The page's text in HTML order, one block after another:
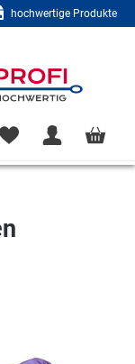
hochwertige Produkte